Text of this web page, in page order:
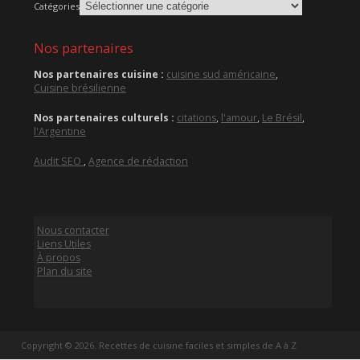
Catégories
Nos partenaires
Nos partenaires cuisine : cuisine sud américaine,
Cuisine brésilienne
Nos partenaires culturels : citations, l'amour, Le Brésil,
l'Argentine
Audit SEO ,Agence de rédaction
Nous contacter
Liens Utiles
À propos
Plan du site
Copyright © 2026. Recettes de cuisine faciles et simples de A à Z